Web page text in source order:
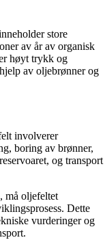
store
av år av organisk
høyt trykk og
av oljebrønner og
involverer
boring av brønner,
og transport
må oljefeltet
Dette
vurderinger og